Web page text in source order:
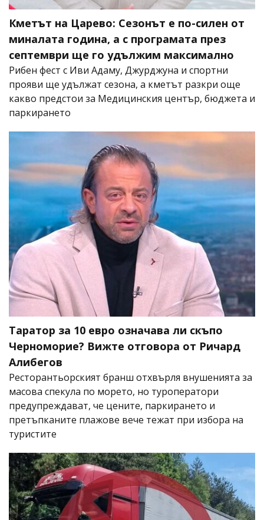
Кметът на Царево: Сезонът е по-силен от
миналата година, а с програмата през
септември ще го удължим максимално
Рибен фест с Иви Адаму, Джурджуна и спортни
прояви ще удължат сезона, а кметът разкри още
какво предстои за Медицинския център, бюджета и
паркирането
Таратор за 10 евро означава ли скъпо
Черноморие? Вижте отговора от Ричард
Алибегов
Ресторантьорският бранш отхвърля внушенията за
масова спекула по морето, но туроператори
предупреждават, че цените, паркирането и
претъпканите плажове вече тежат при избора на
туристите